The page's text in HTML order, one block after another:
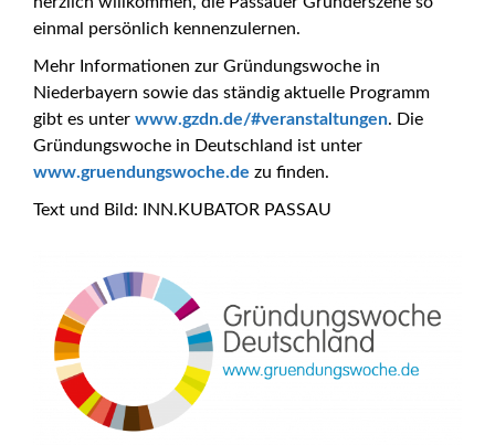
einmal persönlich kennenzulernen.
Mehr Informationen zur Gründungswoche in
Niederbayern sowie das ständig aktuelle Programm
gibt es unter www.gzdn.de/#veranstaltungen. Die
Gründungswoche in Deutschland ist unter
www.gruendungswoche.de zu finden.
Text und Bild: INN.KUBATOR PASSAU